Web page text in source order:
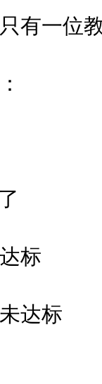
一位教
标
达标